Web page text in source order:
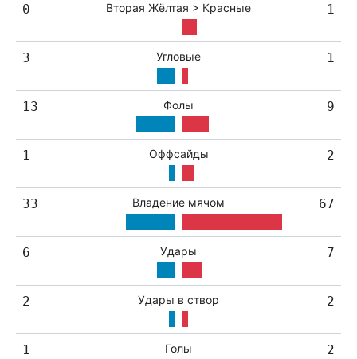
0 Вторая Жёлтая > Красные 1
3 Угловые 1
13 Фолы 9
1 Оффсайды 2
33 Владение мячом 67
6 Удары 7
2 Удары в створ 2
1 Голы 2